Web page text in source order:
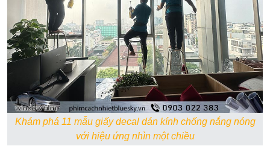
Khám phá 11 mẫu giấy decal dán kính chống nắng nóng
với hiệu ứng nhìn một chiều